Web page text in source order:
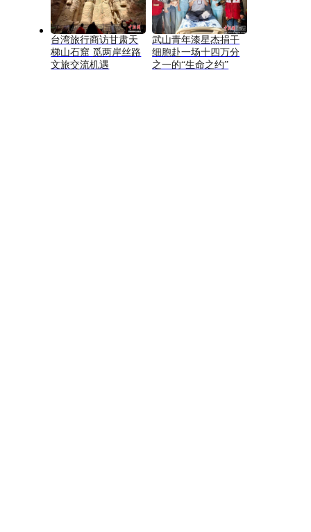
台湾旅行商访甘肃天
梯山石窟 觅两岸丝路
文旅交流机遇
武山青年漆星杰捐干
细胞赴一场十四万分
之一的“生命之约”